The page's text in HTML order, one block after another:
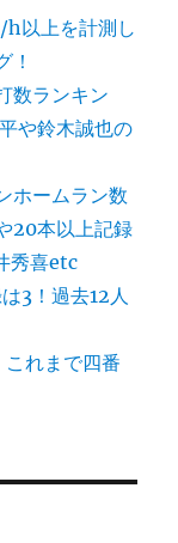
以上を計測し
！
数ランキン
や鈴木誠也の
ホームラン数
20本以上記録
秀喜etc
3！過去12人
れまで四番